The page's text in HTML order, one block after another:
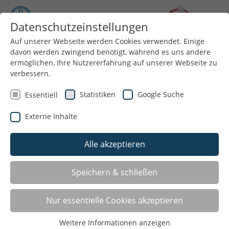
Menü
Datenschutzeinstellungen
Auf unserer Webseite werden Cookies verwendet. Einige
davon werden zwingend benötigt, während es uns andere
ermöglichen, Ihre Nutzererfahrung auf unserer Webseite zu
verbessern.
Essentiell Statistiken Google Suche
Externe Inhalte
Alle akzeptieren
Speichern & schließen
Nur essentielle Cookies akzeptieren
Weitere Informationen anzeigen